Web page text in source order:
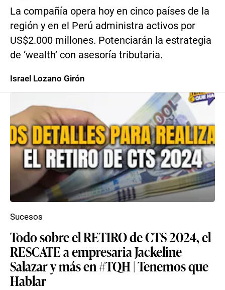
La compañía opera hoy en cinco países de la
región y en el Perú administra activos por
US$2.000 millones. Potenciarán la estrategia
de ‘wealth’ con asesoría tributaria.
Israel Lozano Girón
Todo sobre el RETIRO de CTS 2024, el
RESCATE a empresaria Jackeline
Salazar y más en #TQH | Tenemos que
Hablar
Sucesos